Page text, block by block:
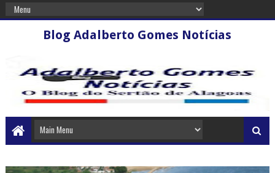
Blog Adalberto Gomes Notícias